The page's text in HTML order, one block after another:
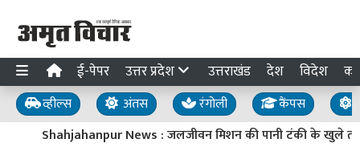
ई-पेपर उत्तर प्रदेश उत्तराखंड देश विदेश
व्हील्स अंतस रंगोली कैंपस
Shahjahanpur News : जलजीवन मिशन की पानी टंकी के खुले तार